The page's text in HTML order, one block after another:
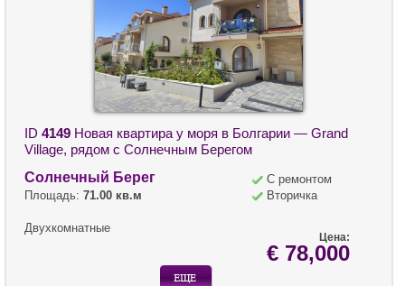
ID 4149 Новая квартира у моря в Болгарии — Grand
Village, рядом с Солнечным Берегом
Солнечный Берег
Площадь: 71.00 кв.м
Двухкомнатные
С ремонтом
Вторичка
Цена:
€ 78,000